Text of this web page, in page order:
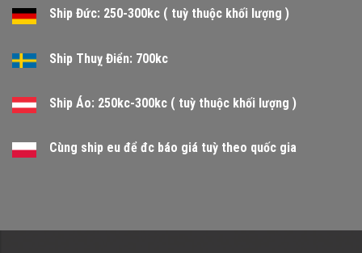
Ship Đức: 250-300kc ( tuỳ thuộc khối lượng )
Ship Thuỵ Điển: 700kc
Ship Áo: 250kc-300kc ( tuỳ thuộc khối lượng )
Cùng ship eu để đc báo giá tuỳ theo quốc gia